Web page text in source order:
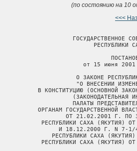
(по состоянию на 10
<<<
ГОСУДАРСТВЕННОЕ
РЕСПУБЛИКИ
от 15 июня
О ЗАКОНЕ
"О ВНЕСЕНИИ
В КОНСТИТУЦИЮ (ОСНОВНОЙ
(ЗАКОНОДАТЕЛЬНАЯ
ПАЛАТЫ
ОРГАНАМ ГОСУДАРСТВЕННОЙ
ОТ 21.02.2001 Г. ПО
РЕСПУБЛИКИ САХА (ЯКУТИЯ)
И 18.12.2000 Г. N 7-
РЕСПУБЛИКИ САХА
РЕСПУБЛИКИ САХА (ЯКУТИЯ)